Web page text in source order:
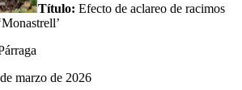
Título: Efecto de aclareo de racimos
marzo de 2026